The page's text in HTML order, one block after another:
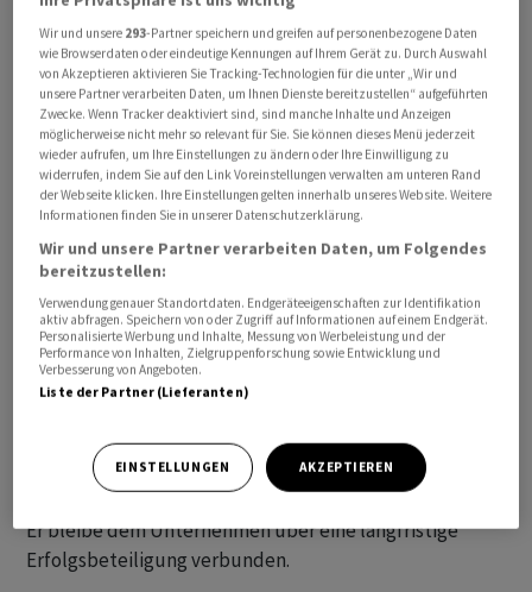
unter dem Vorbehalt der Genehmigung durch die
Finanzmarktaufsicht Finma. Angaben zum Kaufpreis der
verbleibenden 38 Prozent machte Bantleon nicht.
Seit der Mehrheitsübernahme im Oktober 2024 sei das
verwaltete Vermögen der Gesellschaft um 31 Prozent
auf 1,3 Milliarden Euro gestiegen. Die Entwicklung bei
die bisherigen Minderheitsaktionäre überzeugt, lässt
sich Bantleon-CEO Stephan Kuhnke in der Mitteilung
zitieren.
Die bisherigen Gründer und Minderheitsaktionäre
unter dem Dach von Bantleon abwarten wollen, heisst
es weiter. Laut Verwaltungsratspräsident Stefan
Hiestand wurden die Erwartungen deutlich übertroffen.
Er bleibe dem Unternehmen über eine langfristige
Erfolgsbeteiligung verbunden.
Wir und unsere 293-Partner speichern und greifen auf personenbezogene Daten
wie Browserdaten oder eindeutige Kennungen auf Ihrem Gerät zu. Durch Auswahl
von Akzeptieren aktivieren Sie Tracking-Technologien für die unter „Wir und
unsere Partner verarbeiten Daten, um Ihnen Dienste bereitzustellen“ aufgeführten
Zwecke. Wenn Tracker deaktiviert sind, sind manche Inhalte und Anzeigen
möglicherweise nicht mehr so relevant für Sie. Sie können dieses Menü jederzeit
wieder aufrufen, um Ihre Einstellungen zu ändern oder Ihre Einwilligung zu
widerrufen, indem Sie auf den Link Voreinstellungen verwalten am unteren Rand
der Webseite klicken. Ihre Einstellungen gelten innerhalb unseres Website. Weitere
Informationen finden Sie in unserer Datenschutzerklärung.
Wir und unsere Partner verarbeiten Daten, um Folgendes
bereitzustellen:
Verwendung genauer Standortdaten. Endgeräteeigenschaften zur Identifikation
aktiv abfragen. Speichern von oder Zugriff auf Informationen auf einem Endgerät.
Personalisierte Werbung und Inhalte, Messung von Werbeleistung und der
Performance von Inhalten, Zielgruppenforschung sowie Entwicklung und
Verbesserung von Angeboten.
Liste der Partner (Lieferanten)
EINSTELLUNGEN AKZEPTIEREN